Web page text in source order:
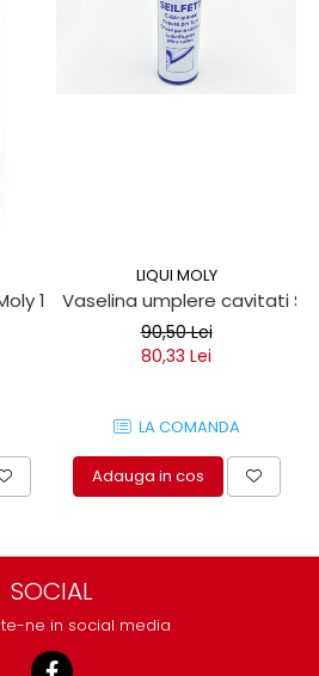
1 litru
LIQUI MOLY
Vaselina umplere cavitati
90,50 Lei
80,33 Lei
LA COMANDA
Adauga in cos
SOCIAL
ne in social media